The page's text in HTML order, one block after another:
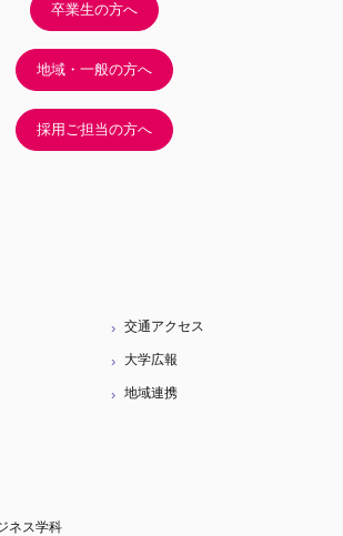
卒業生の方へ
地域・一般の方へ
採用ご担当の方へ
交通アクセス
大学広報
地域連携
ネス学科